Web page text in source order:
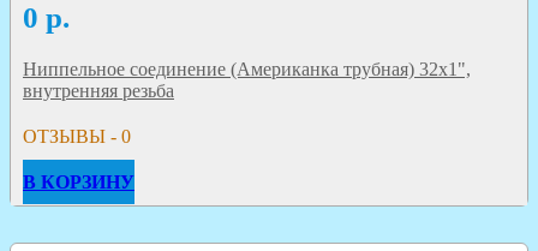
0 р.
Ниппельное соединение (Американка трубная) 32х1",
внутренняя резьба
ОТЗЫВЫ - 0
В КОРЗИНУ